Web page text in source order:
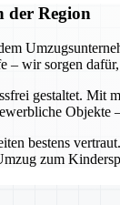
der Region
wir sorgen
gestaltet.
Objekte
bestens
zum